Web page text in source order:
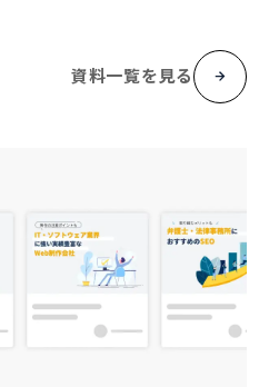
資料一覧を見る